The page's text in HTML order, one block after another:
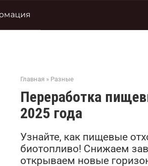
Главная » Разные
Переработка
2025 года
Узнайте, как пищевые
биотопливо! Снижаем
открываем новые